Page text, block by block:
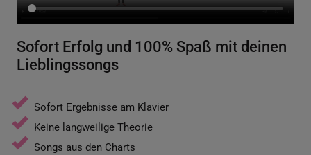
Sofort Erfolg und 100% Spaß mit deinen
Lieblingssongs
Sofort Ergebnisse am Klavier
Keine langweilige Theorie
Songs aus den Charts